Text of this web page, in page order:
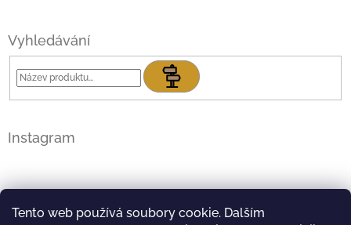
Tento web používá soubory cookie. Dalším
Vyhledávání
Hledat
Instagram